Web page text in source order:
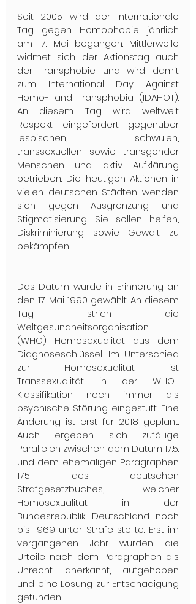
Seit 2005 wird der Internationale
Tag gegen Homophobie jährlich
am 17. Mai begangen. Mittlerweile
widmet sich der Aktionstag auch
der Transphobie und wird damit
zum International Day Against
Homo- and Transphobia (IDAHOT).
An diesem Tag wird weltweit
Respekt eingefordert gegenüber
lesbischen, schwulen,
transsexuellen sowie transgender
Menschen und aktiv Aufklärung
betrieben. Die heutigen Aktionen in
vielen deutschen Städten wenden
sich gegen Ausgrenzung und
Stigmatisierung. Sie sollen helfen,
Diskriminierung sowie Gewalt zu
bekämpfen.
Das Datum wurde in Erinnerung an
den 17. Mai 1990 gewählt. An diesem
Tag strich die
Weltgesundheitsorganisation
(WHO) Homosexualität aus dem
Diagnoseschlüssel. Im Unterschied
zur Homosexualität ist
Transsexualität in der WHO-
Klassifikation noch immer als
psychische Störung eingestuft. Eine
Änderung ist erst für 2018 geplant.
Auch ergeben sich zufällige
Parallelen zwischen dem Datum 17.5.
und dem ehemaligen Paragraphen
175 des deutschen
Strafgesetzbuches, welcher
Homosexualität in der
Bundesrepublik Deutschland noch
bis 1969 unter Strafe stellte. Erst im
vergangenen Jahr wurden die
Urteile nach dem Paragraphen als
Unrecht anerkannt, aufgehoben
und eine Lösung zur Entschädigung
gefunden.